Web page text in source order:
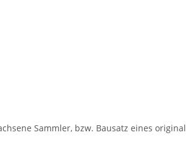
Sammler, bzw. Bausatz eines